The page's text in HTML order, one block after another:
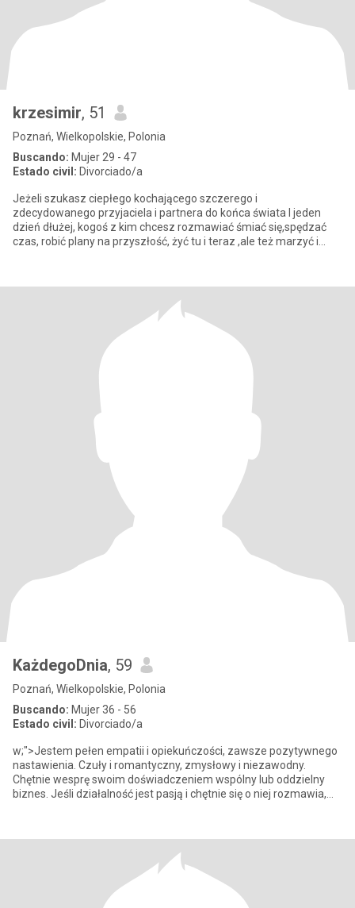
krzesimir, 51
Poznań, Wielkopolskie, Polonia
Buscando: Mujer 29 - 47
Estado civil: Divorciado/a
Jeżeli szukasz ciepłego kochającego szczerego i
zdecydowanego przyjaciela i partnera do końca świata I jeden
dzień dłużej, kogoś z kim chcesz rozmawiać śmiać się,spędzać
czas, robić plany na przyszłość, żyć tu i teraz ,ale też marzyć i
KażdegoDnia, 59
Poznań, Wielkopolskie, Polonia
Buscando: Mujer 36 - 56
Estado civil: Divorciado/a
w;">Jestem pełen empatii i opiekuńczości, zawsze pozytywnego
nastawienia. Czuły i romantyczny, zmysłowy i niezawodny.
Chętnie wesprę swoim doświadczeniem wspólny lub oddzielny
biznes. Jeśli działalność jest pasją i chętnie się o niej rozmawia,